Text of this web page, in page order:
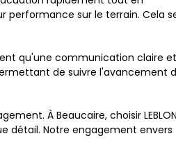
performance sur le terrain. Cela
qu'une communication claire et
de suivre l'avancement
À Beaucaire, choisir
détail. Notre engagement envers